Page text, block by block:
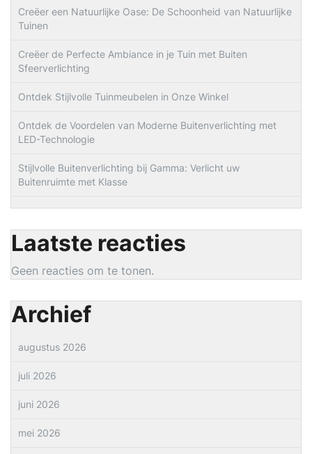
Creëer een Natuurlijke Oase: De Schoonheid van Natuurlijke
Tuinen
Creëer de Perfecte Ambiance in je Tuin met Buiten
Sfeerverlichting
Ontdek Stijlvolle Tuinmeubelen in Onze Winkel
Ontdek de Voordelen van Moderne Buitenverlichting met
LED-Technologie
Stijlvolle Buitenverlichting bij Gamma: Verlicht uw
Buitenruimte met Klasse
Laatste reacties
Geen reacties om te tonen.
Archief
augustus 2026
juli 2026
juni 2026
mei 2026